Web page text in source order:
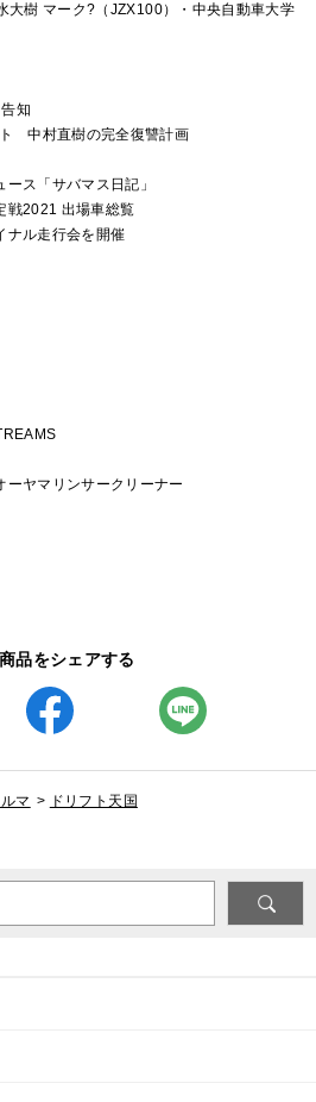
大樹 マーク?（JZX100）・中央自動車大学
知
中村直樹の完全復讐計画
ス「サバマス日記」
戦2021 出場車総覧
ナル走行会を開催
ヤマリンサークリーナー
品をシェアする
マ > ドリフト天国